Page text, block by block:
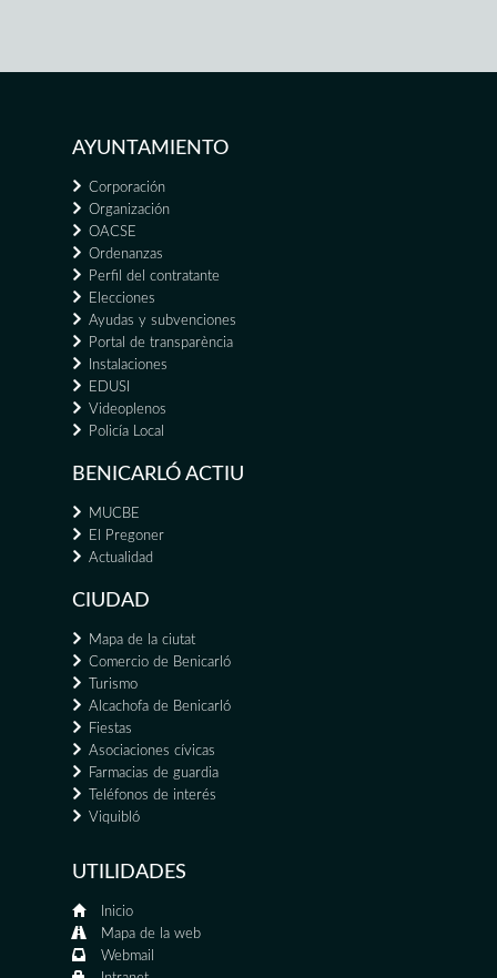
AYUNTAMIENTO
Corporación
Organización
OACSE
Ordenanzas
Perfil del contratante
Elecciones
Ayudas y subvenciones
Portal de transparència
Instalaciones
EDUSI
Videoplenos
Policía Local
BENICARLÓ ACTIU
MUCBE
El Pregoner
Actualidad
CIUDAD
Mapa de la ciutat
Comercio de Benicarló
Turismo
Alcachofa de Benicarló
Fiestas
Asociaciones cívicas
Farmacias de guardia
Teléfonos de interés
Viquibló
UTILIDADES
Inicio
Mapa de la web
Webmail